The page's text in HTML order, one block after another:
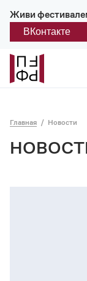
Живи
ВКонтакте
Назад
Платонов
Положение
Главная Новости